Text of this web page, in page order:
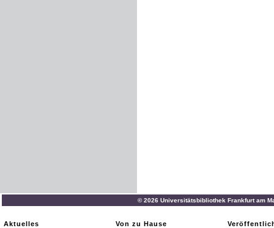
© 2026 Universitätsbibliothek Frankfurt am
Aktuelles
Von zu Hause